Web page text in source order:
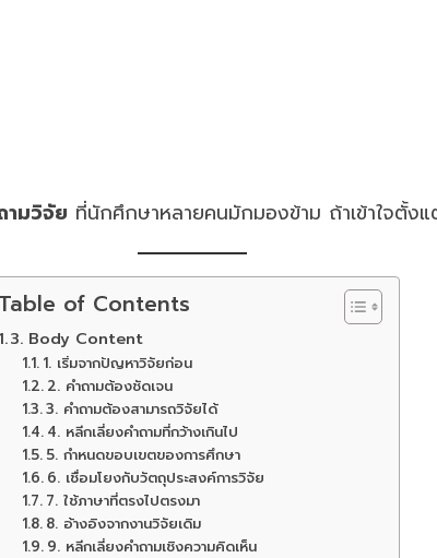
ามวิจัย ที่นักศึกษาหลายคนมักมองข้าม ถ้าเข้าใจตั้ง
Table of Contents
3. Body Content
1. เริ่มจากปัญหาวิจัยก่อน
2. คำถามต้องชัดเจน
3. คำถามต้องสามารถวิจัยได้
4. หลีกเลี่ยงคำถามที่กว้างเกินไป
5. กำหนดขอบเขตของการศึกษา
6. เชื่อมโยงกับวัตถุประสงค์การวิจัย
7. ใช้ภาษาที่ตรงไปตรงมา
8. อ้างอิงจากงานวิจัยเดิม
9. หลีกเลี่ยงคำถามเชิงความคิดเห็น